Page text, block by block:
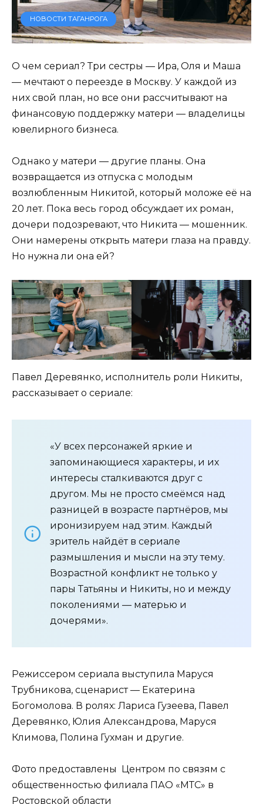
НОВОСТИ ТАГАНРОГА
О чем сериал? Три сестры — Ира, Оля и Маша
— мечтают о переезде в Москву. У каждой из
них свой план, но все они рассчитывают на
финансовую поддержку матери — владелицы
ювелирного бизнеса.
Однако у матери — другие планы. Она
возвращается из отпуска с молодым
возлюбленным Никитой, который моложе её на
20 лет. Пока весь город обсуждает их роман,
дочери подозревают, что Никита — мошенник.
Они намерены открыть матери глаза на правду.
Но нужна ли она ей?
Павел Деревянко, исполнитель роли Никиты,
рассказывает о сериале:
«У всех персонажей яркие и
запоминающиеся характеры, и их
интересы сталкиваются друг с
другом. Мы не просто смеёмся над
разницей в возрасте партнёров, мы
иронизируем над этим. Каждый
зритель найдёт в сериале
размышления и мысли на эту тему.
Возрастной конфликт не только у
пары Татьяны и Никиты, но и между
поколениями — матерью и
дочерями».
Режиссером сериала выступила Маруся
Трубникова, сценарист — Екатерина
Богомолова. В ролях: Лариса Гузеева, Павел
Деревянко, Юлия Александрова, Маруся
Климова, Полина Гухман и другие.
Фото предоставлены Центром по связям с
общественностью филиала ПАО «МТС» в
Ростовской области